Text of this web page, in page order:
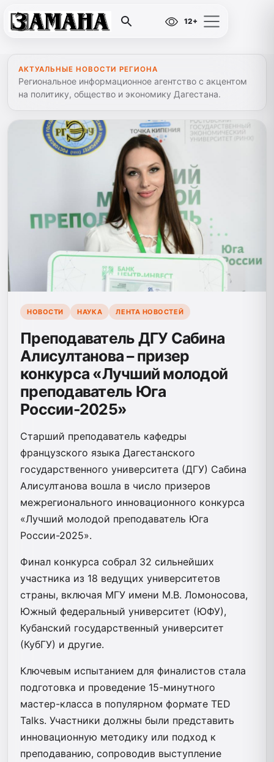
12+
АКТУАЛЬНЫЕ НОВОСТИ РЕГИОНА
Региональное информационное агентство с акцентом
на политику, общество и экономику Дагестана.
НОВОСТИ НАУКА ЛЕНТА НОВОСТЕЙ
Преподаватель ДГУ Сабина
Алисултанова – призер
конкурса «Лучший молодой
преподаватель Юга
России-2025»
Старший преподаватель кафедры
французского языка Дагестанского
государственного университета (ДГУ) Сабина
Алисултанова вошла в число призеров
межрегионального инновационного конкурса
«Лучший молодой преподаватель Юга
России-2025».
Финал конкурса собрал 32 сильнейших
участника из 18 ведущих университетов
страны, включая МГУ имени М.В. Ломоносова,
Южный федеральный университет (ЮФУ),
Кубанский государственный университет
(КубГУ) и другие.
Ключевым испытанием для финалистов стала
подготовка и проведение 15-минутного
мастер-класса в популярном формате TED
Talks. Участники должны были представить
инновационную методику или подход к
преподаванию, сопроводив выступление